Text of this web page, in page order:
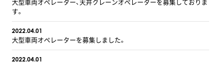
大型車両オペレーター、天井クレーンオペレーターを募集しておりま
す。
2022.04.01
大型車両オペレーターを募集しました。
2022.04.01